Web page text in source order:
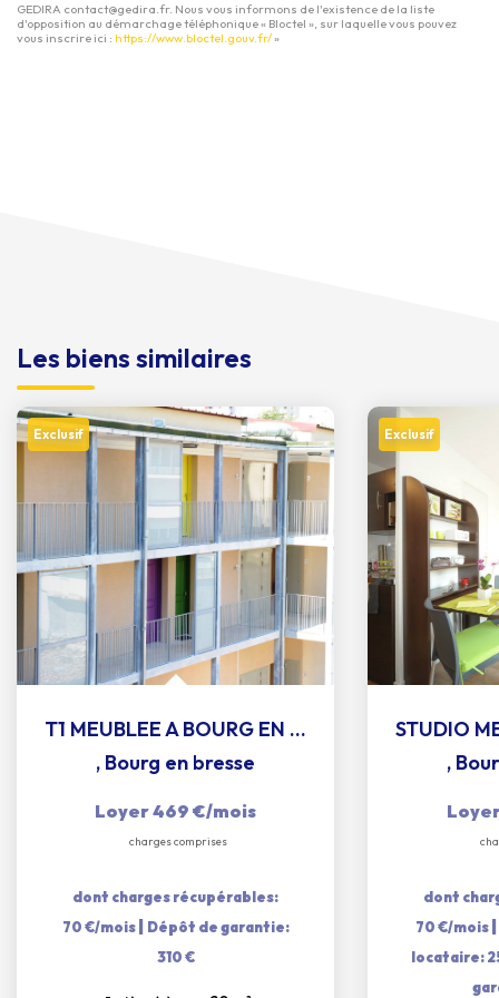
GEDIRA contact@gedira.fr. Nous vous informons de l'existence de la liste
d'opposition au démarchage téléphonique « Bloctel », sur laquelle vous pouvez
vous inscrire ici : https://www.bloctel.gouv.fr/»
Les biens similaires
Exclusif
T1 MEUBLEE A BOURG EN BRESSE
, Bourg en bresse
Loyer 469 €/mois
charges comprises
dont charges récupérables:
70 €/mois| Dépôt de garantie:
310 €
Exclusif
,
dont
70 €/mois|
locataire: